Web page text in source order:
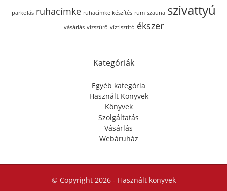
parkolás ruhacímke ruhacímke készítés rum szauna szivattyú
vásárlás vízszűrő víztisztító ékszer
Kategóriák
Egyéb kategória
Használt Könyvek
Könyvek
Szolgáltatás
Vásárlás
Webáruház
© Copyright 2026 - Használt könyvek